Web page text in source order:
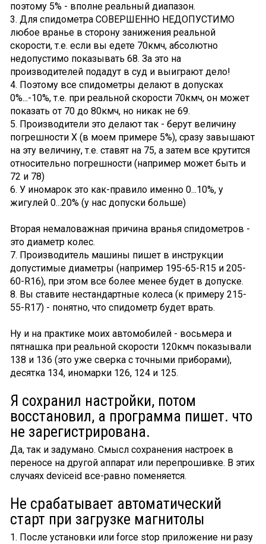
поэтому 5% - вполне реальный диапазон.
3. Для спидометра СОВЕРШЕННО НЕДОПУСТИМО
любое вранье в сторону занижения реальной
скорости, т.е. если вы едете 70кмч, абсолютно
недопустимо показывать 68. За это на
производителей подадут в суд и выиграют дело!
4. Поэтому все спидометры делают в допусках
0%...-10%, т.е. при реальной скорости 70кмч, он может
показать от 70 до 80кмч, но никак не 69.
5. Производители это делают так - берут величину
погрешности Х (в моем примере 5%), сразу завышают
на эту величину, т.е. ставят на 75, а затем все крутится
относительно погрешности (например может быть и
72 и 78)
6. У иномарок это как-правило именно 0...10%, у
жигулей 0...20% (у нас допуски больше)
Вторая немаловажная причина вранья спидометров -
это диаметр колес.
7. Производитель машины пишет в инструкции
допустимые диаметры (например 195-65-R15 и 205-
60-R16), при этом все более менее будет в допуске.
8. Вы ставите нестандартные колеса (к примеру 215-
55-R17) - понятно, что спидометр будет врать.
Ну и на практике моих автомобилей - восьмера и
пятнашка при реальной скорости 120кмч показывали
138 и 136 (это уже сверка с точными приборами),
десятка 134, иномарки 126, 124 и 125.
Я сохранил настройки, потом
восстановил, а программа пишет. что
не зарегистрирована.
Да, так и задумано. Смысл сохранения настроек в
переносе на другой аппарат или перепрошивке. В этих
случаях deviceid все-равно поменяется.
Не срабатывает автоматический
старт при загрузке магнитолы
1. После установки или force stop приложение ни разу